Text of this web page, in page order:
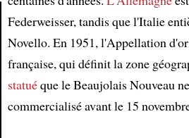
Article
Federweisser, tandis que l'Italie
Novello. En 1951, l'Appellation
française, qui définit la zone
statuéque le Beaujolais Nouveau
commercialisé avant le 15